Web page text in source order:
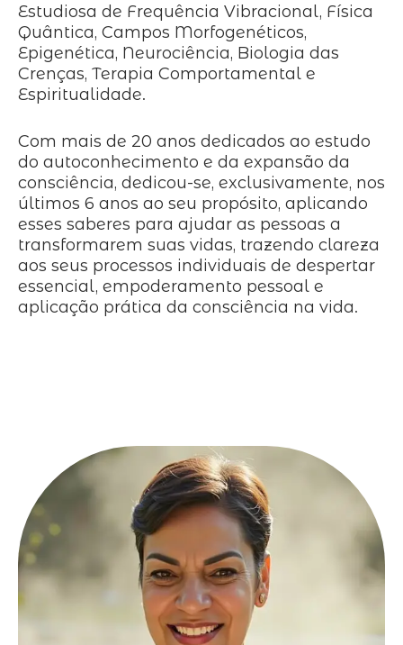
Estudiosa de Frequência Vibracional, Física
Quântica, Campos Morfogenéticos,
Epigenética, Neurociência, Biologia das
Crenças, Terapia Comportamental e
Espiritualidade.
Com mais de 20 anos dedicados ao estudo
do autoconhecimento e da expansão da
consciência, dedicou-se, exclusivamente, nos
últimos 6 anos ao seu propósito, aplicando
esses saberes para ajudar as pessoas a
transformarem suas vidas, trazendo clareza
aos seus processos individuais de despertar
essencial, empoderamento pessoal e
aplicação prática da consciência na vida.